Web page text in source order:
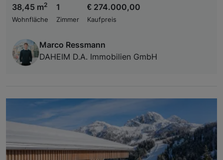
38,45 m2
Wohnfläche
1
Zimmer
€ 274.000,00
Kaufpreis
Marco Ressmann
DAHEIM D.A. Immobilien GmbH